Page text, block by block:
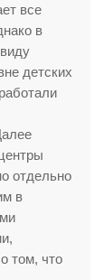
все
в
детских
отдельно
в
том, что